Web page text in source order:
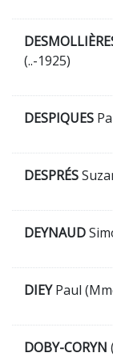
(..-1925)
DESPIQUES
DESPRÉS
DEYNAUD
DIEYPaul
DOBY-CORYN